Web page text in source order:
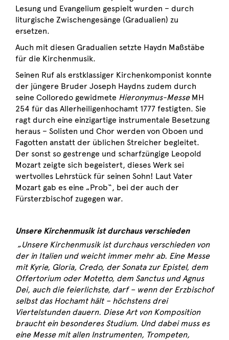
Lesung und Evangelium gespielt wurden – durch
liturgische Zwischengesänge (Gradualien) zu
ersetzen.
Auch mit diesen Gradualien setzte Haydn Maßstäbe
für die Kirchenmusik.
Seinen Ruf als erstklassiger Kirchenkomponist konnte
der jüngere Bruder Joseph Haydns zudem durch
seine Colloredo gewidmete Hieronymus-MesseMH
254 für das Allerheiligenhochamt 1777 festigten. Sie
ragt durch eine einzigartige instrumentale Besetzung
heraus – Solisten und Chor werden von Oboen und
Fagotten anstatt der üblichen Streicher begleitet.
Der sonst so gestrenge und scharfzüngige Leopold
Mozart zeigte sich begeistert, dieses Werk sei
wertvolles Lehrstück für seinen Sohn! Laut Vater
Mozart gab es eine „Prob“, bei der auch der
Fürsterzbischof zugegen war.
Unsere Kirchenmusik ist durchaus verschieden
„Unsere Kirchenmusik ist durchaus verschieden von
der in Italien und weicht immer mehr ab. Eine Messe
mit Kyrie, Gloria, Credo, der Sonata zur Epistel, dem
Offertorium oder Motetto, dem Sanctus und Agnus
Dei, auch die feierlichste, darf – wenn der Erzbischof
selbst das Hochamt hält – höchstens drei
Viertelstunden dauern. Diese Art von Komposition
braucht ein besonderes Studium. Und dabei muss es
eine Messe mit allen Instrumenten, Trompeten,